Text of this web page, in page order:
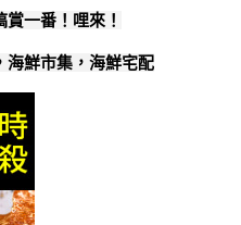
一番！哩來！
海鮮市集，海鮮宅配